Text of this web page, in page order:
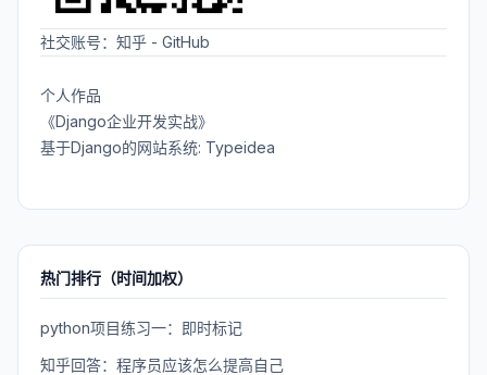
社交账号： 知乎 - GitHub
个人作品
《Django企业开发实战》
基于Django的网站系统: Typeidea
热门排行（时间加权）
python项目练习一：即时标记
知乎回答：程序员应该怎么提高自己